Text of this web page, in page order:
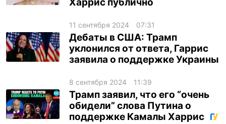
Харрис публично
11 сентября 2024 07:31
Дебаты в США: Трамп
уклонился от ответа, Гаррис
заявила о поддержке Украины
8 сентября 2024 11:39
Трамп заявил, что его “очень
обидели” слова Путина о
поддержке Камалы Харрис